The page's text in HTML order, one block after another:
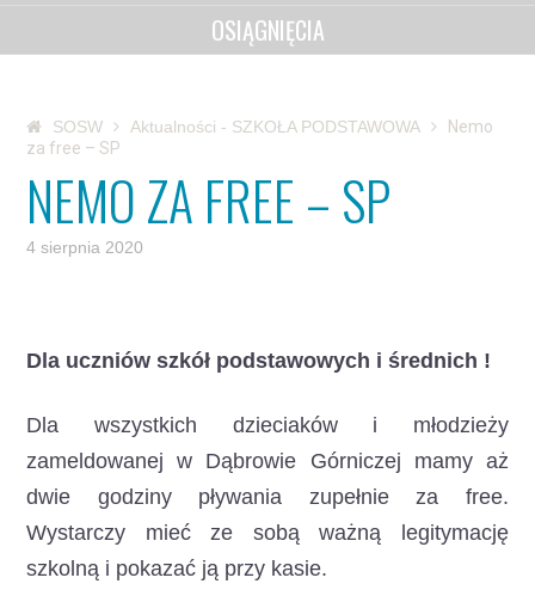
OSIĄGNIĘCIA
SOSW Aktualności - SZKOŁA PODSTAWOWA
Nemo
za free – SP
NEMO ZA FREE – SP
4 sierpnia 2020
Dla uczniów szkół podstawowych i średnich !
Dla wszystkich dzieciaków i młodzieży
zameldowanej w Dąbrowie Górniczej mamy aż
dwie godziny pływania zupełnie za free.
Wystarczy mieć ze sobą ważną legitymację
szkolną i pokazać ją przy kasie.